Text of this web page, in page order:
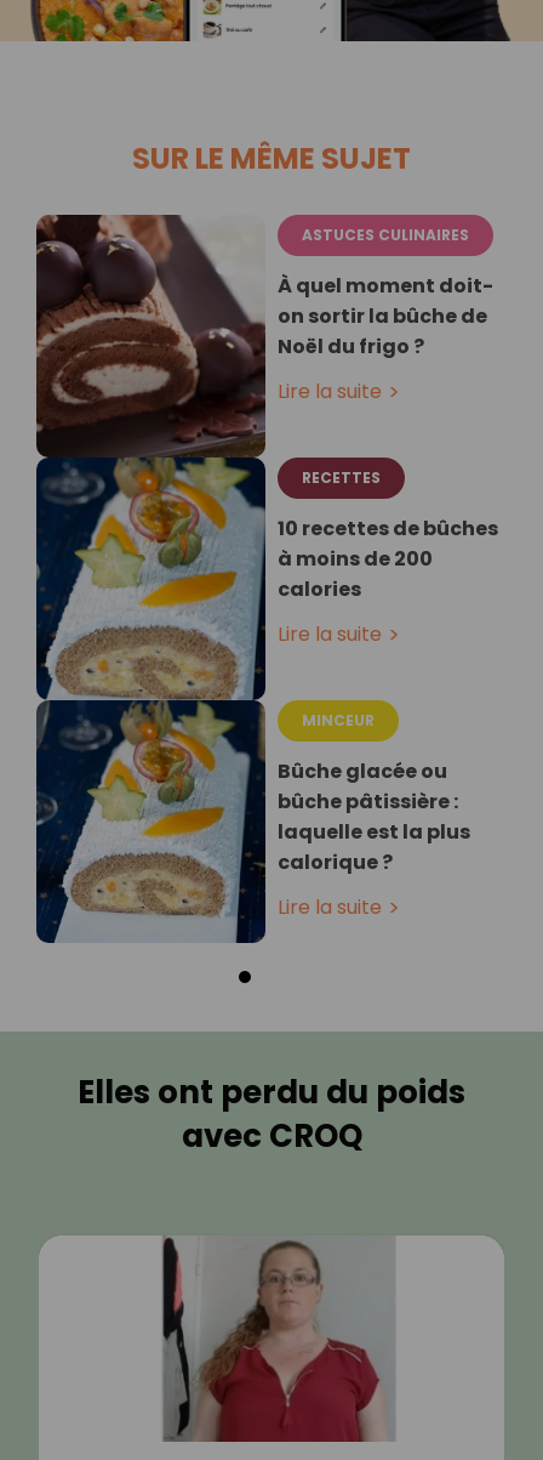
SUR LE MÊME SUJET
ASTUCES CULINAIRES
À quel moment doit-
on sortir la bûche de
Noël du frigo ?
Lire la suite
RECETTES
10 recettes de bûches
à moins de 200
calories
Lire la suite
MINCEUR
Bûche glacée ou
bûche pâtissière :
laquelle est la plus
calorique ?
Lire la suite
Elles ont perdu du poids
avec CROQ